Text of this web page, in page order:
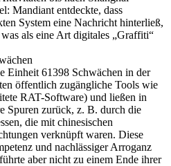
Mandiant entdeckte, dass
System eine Nachricht hinterließ,
als eine Art digitales „Graffiti“
Einheit 61398 Schwächen in der
öffentlich zugängliche Tools wie
RAT-Software) und ließen in
Spuren zurück, z. B. durch die
die mit chinesischen
verknüpft waren. Diese
und nachlässiger Arroganz
aber nicht zu einem Ende ihrer